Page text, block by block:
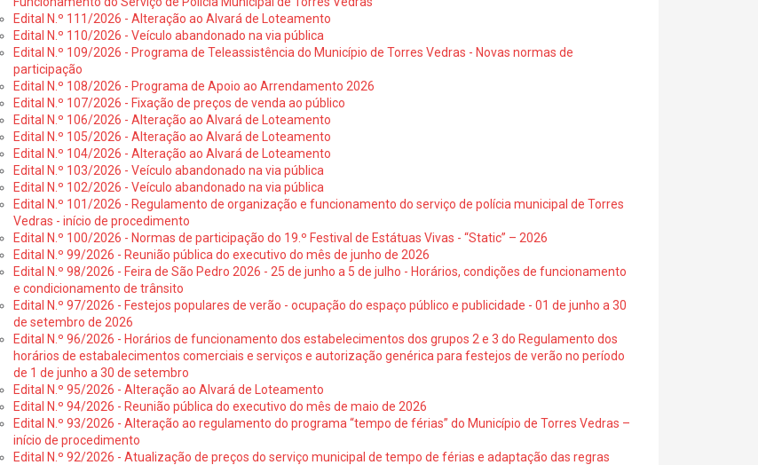
Edital N.º 111/2026 - Alteração ao Alvará de Loteamento
Edital N.º 110/2026 - Veículo abandonado na via pública
Edital N.º 109/2026 - Programa de Teleassistência do Município de Torres Vedras - Novas normas de
participação
Edital N.º 108/2026 - Programa de Apoio ao Arrendamento 2026
Edital N.º 107/2026 - Fixação de preços de venda ao público
Edital N.º 106/2026 - Alteração ao Alvará de Loteamento
Edital N.º 105/2026 - Alteração ao Alvará de Loteamento
Edital N.º 104/2026 - Alteração ao Alvará de Loteamento
Edital N.º 103/2026 - Veículo abandonado na via pública
Edital N.º 102/2026 - Veículo abandonado na via pública
Edital N.º 101/2026 - Regulamento de organização e funcionamento do serviço de polícia municipal de Torres
Vedras - início de procedimento
Edital N.º 100/2026 - Normas de participação do 19.º Festival de Estátuas Vivas - “Static” – 2026
Edital N.º 99/2026 - Reunião pública do executivo do mês de junho de 2026
Edital N.º 98/2026 - Feira de São Pedro 2026 - 25 de junho a 5 de julho - Horários, condições de funcionamento
e condicionamento de trânsito
Edital N.º 97/2026 - Festejos populares de verão - ocupação do espaço público e publicidade - 01 de junho a 30
de setembro de 2026
Edital N.º 96/2026 - Horários de funcionamento dos estabelecimentos dos grupos 2 e 3 do Regulamento dos
horários de estabalecimentos comerciais e serviços e autorização genérica para festejos de verão no período
de 1 de junho a 30 de setembro
Edital N.º 95/2026 - Alteração ao Alvará de Loteamento
Edital N.º 94/2026 - Reunião pública do executivo do mês de maio de 2026
Edital N.º 93/2026 - Alteração ao regulamento do programa “tempo de férias” do Município de Torres Vedras –
início de procedimento
Edital N.º 92/2026 - Atualização de preços do serviço municipal de tempo de férias e adaptação das regras